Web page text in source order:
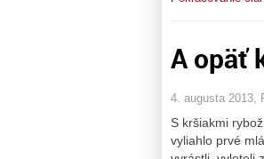
A opäť
4. augusta 2013,
S kršiakmi
vyliahlo prvé